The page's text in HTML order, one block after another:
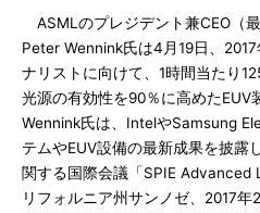
ASMLのプレジデント兼CEO（
Peter Wennink氏は4月19日、
ナリストに向けて、1時間当たり
光源の有効性を90％に高めたEUV
Wennink氏は、IntelやSamsung
テムやEUV設備の最新成果を披露
関する国際会議「SPIE Advanced
リフォルニア州サンノゼ、2017